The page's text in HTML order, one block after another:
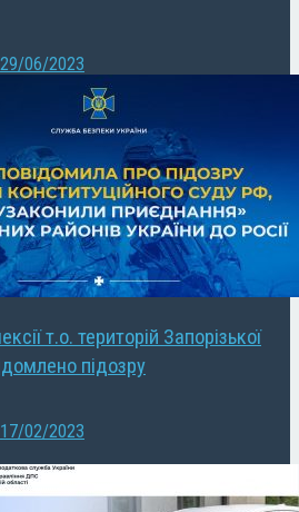
29/06/2023
т.о. територій Запорізької
підозру
17/02/2023